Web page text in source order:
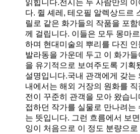
읽힙니다.전시는 두 사람만의 이
다. 쥘 셰레, 테오필 알렉상드르
릴로 같은 화가들의 작품을 포
께 걸립니다. 이들은 모두 몽마
하며 현대미술의 뿌리를 다진
발라동을 가운데 두고 이 화가
을 유기적으로 보여주도록 기획
설명입니다.국내 관객에게 갖는
내에서는 해외 거장의 원화를
전이 꾸준히 관객을 모아 왔습
접하던 작가를 실물로 만나려는
는 뜻입니다. 그런 흐름에서 보
잉이 처음으로 이 정도 분량으